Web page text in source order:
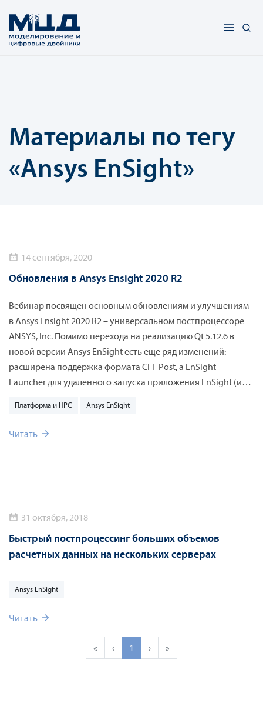
Материалы по тегу
«Ansys EnSight»
14 сентября, 2020
Обновления в Ansys Ensight 2020 R2
Вебинар посвящен основным обновлениям и улучшениям
в Ansys Ensight 2020 R2 – универсальном постпроцессоре
ANSYS, Inc. Помимо перехода на реализацию Qt 5.12.6 в
новой версии Ansys EnSight есть еще ряд изменений:
расширена поддержка формата CFF Post, а EnSight
Launcher для удаленного запуска приложения EnSight (или
меню «Пуск» операционной системы. Для утилиты JT Export
в EnSight больше не требуется лицензия для конвертации
Ansys Ensight 2020 R2.
Платформа и HPC Ansys EnSight
Читать
31 октября, 2018
Быстрый постпроцессинг больших объемов
расчетных данных на нескольких серверах
Ansys EnSight
Читать
« ‹ 1 › »